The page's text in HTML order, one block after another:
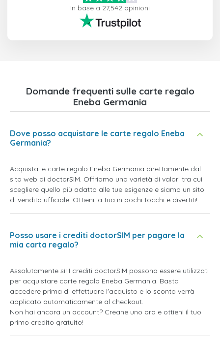
In base a 27,542 opinioni
Domande frequenti sulle carte regalo
Eneba Germania
Dove posso acquistare le carte regalo Eneba
Germania?
Acquista le carte regalo Eneba Germania direttamente dal
sito web di doctorSIM. Offriamo una varietà di valori tra cui
scegliere quello più adatto alle tue esigenze e siamo un sito
di vendita ufficiale. Ottieni la tua in pochi tocchi e divertiti!
Posso usare i crediti doctorSIM per pagare la
mia carta regalo?
Assolutamente sì! I crediti doctorSIM possono essere utilizzati
per acquistare carte regalo Eneba Germania. Basta
accedere prima di effettuare l'acquisto e lo sconto verrà
applicato automaticamente al checkout.
Non hai ancora un account? Creane uno ora e ottieni il tuo
primo credito gratuito!